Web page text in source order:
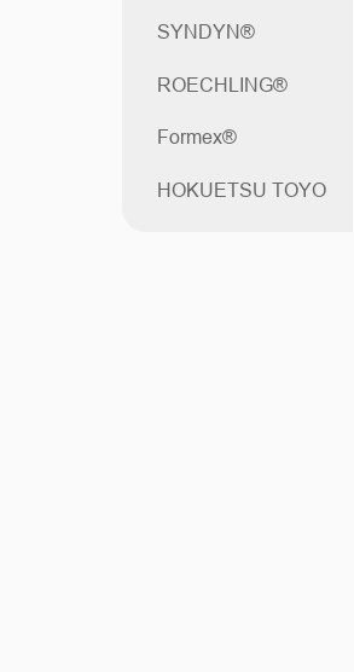
SYNDYN®
ROECHLING®
Formex®
HOKUETSU TOYO